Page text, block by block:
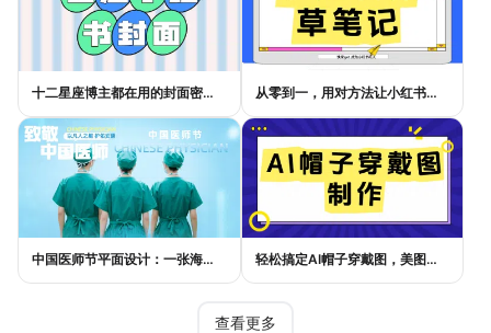
十二星座博主都在用的封面密码，星座小红书封面标题这样写才吸睛 从零到一，用对方法让小红书种草笔记的流量自己找上门
中国医师节平面设计：一张海报如何讲好白衣故事 轻松搞定AI帽子穿戴图，美图设计室电商主图教程
查看更多